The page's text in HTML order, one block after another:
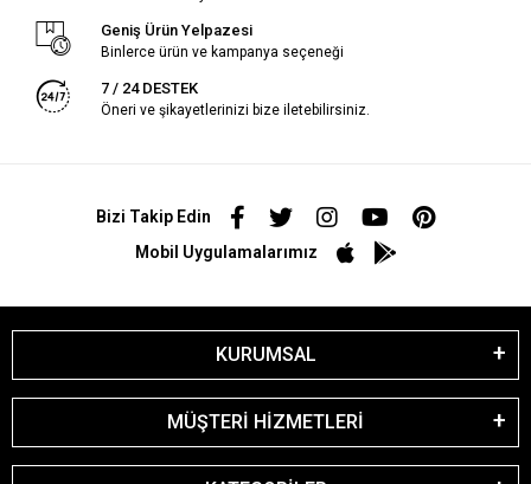
Geniş Ürün Yelpazesi
Binlerce ürün ve kampanya seçeneği
7 / 24 DESTEK
Öneri ve şikayetlerinizi bize iletebilirsiniz.
Bizi Takip Edin
Mobil Uygulamalarımız
KURUMSAL
MÜŞTERİ HİZMETLERİ